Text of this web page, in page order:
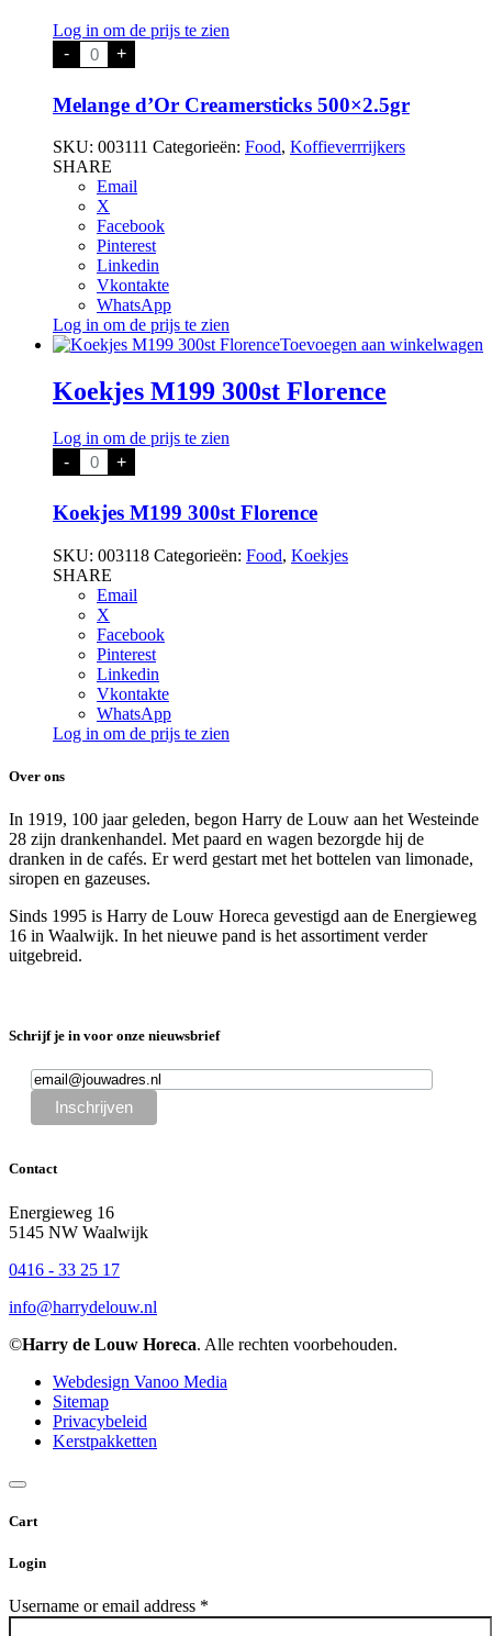
Log in om de prijs te zien
- Melange
d'Or
500x2.5gr
aantal
+
Melange d’Or Creamersticks 500×2.5gr
SKU: 003111 Categorieën: Food, Koffieverrrijkers
SHARE
Email
X
Facebook
Pinterest
Linkedin
Vkontakte
WhatsApp
Log in om de prijs te zien
Toevoegen aan winkelwagen
Koekjes M199 300st Florence
Log in om de prijs te zien
- Koekjes
M199
Florence
aantal
+
Koekjes M199 300st Florence
SKU: 003118 Categorieën: Food, Koekjes
SHARE
Email
X
Facebook
Pinterest
Linkedin
Vkontakte
WhatsApp
Log in om de prijs te zien
Over ons
In 1919, 100 jaar geleden, begon Harry de Louw aan het Westeinde
28 zijn drankenhandel. Met paard en wagen bezorgde hij de
dranken in de cafés. Er werd gestart met het bottelen van limonade,
siropen en gazeuses.
Sinds 1995 is Harry de Louw Horeca gevestigd aan de Energieweg
16 in Waalwijk. In het nieuwe pand is het assortiment verder
uitgebreid.
Schrijf je in voor onze nieuwsbrief
Contact
Energieweg 16
5145 NW Waalwijk
0416 - 33 25 17
info@harrydelouw.nl
©Harry de Louw Horeca. Alle rechten voorbehouden.
Webdesign Vanoo Media
Sitemap
Privacybeleid
Kerstpakketten
Cart
Login
Username or email address *